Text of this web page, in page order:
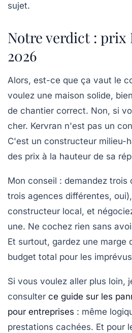
sujet.
Notre verdict : prix
2026
Alors, est-ce que ça vaut le
voulez une maison solide,
de chantier correct. Non, si
cher. Kervran n'est pas un
C'est un constructeur milieu-
des prix à la hauteur de sa
Mon conseil : demandez trois
trois agences différentes,
constructeur local, et
une. Ne cochez rien sans
Et surtout, gardez une marge
budget total pour les
Si vous voulez aller plus loin,
consulter ce guide sur les
pour entreprises : même
prestations cachées. Et pour